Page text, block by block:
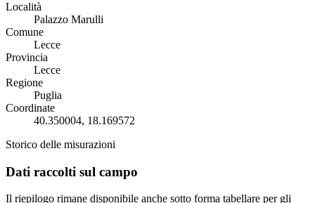
Località
Palazzo Marulli
Comune
Lecce
Provincia
Lecce
Regione
Puglia
Coordinate
40.350004, 18.169572
Storico delle misurazioni
Dati raccolti sul campo
Il riepilogo rimane disponibile anche sotto forma tabellare per gli